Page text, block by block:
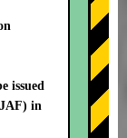
issued
in